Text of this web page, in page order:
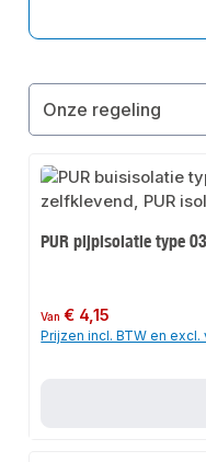
PUR pijpisolatie type
Normale prijs:
Van€ 4,15
Prijzen incl. BTW en